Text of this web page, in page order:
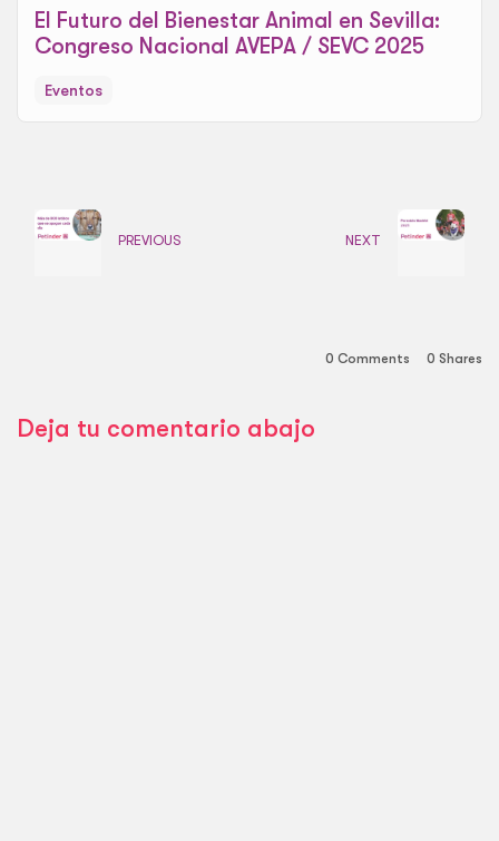
El Futuro del Bienestar Animal en Sevilla:
Congreso Nacional AVEPA / SEVC 2025
Eventos
PREVIOUS NEXT
0 Comments 0 Shares
Deja tu comentario abajo